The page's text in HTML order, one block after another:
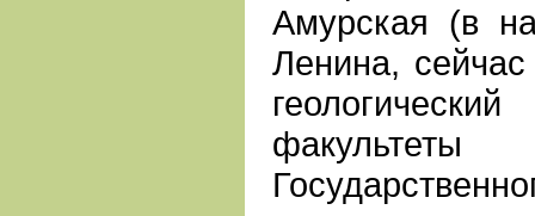
Амурская (в
Ленина, сейчас